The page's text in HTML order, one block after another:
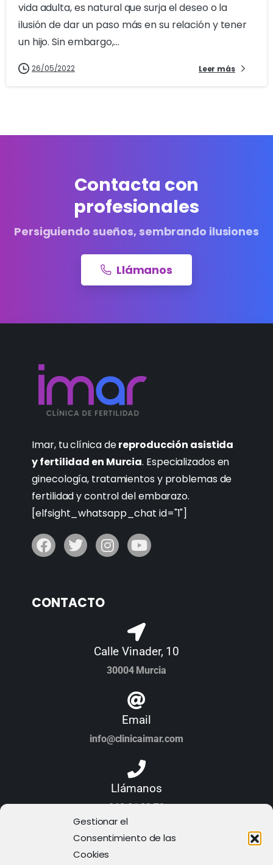
Gestionar el
Consentimiento de las
Cookies
vida adulta, es natural que surja el deseo o la
ilusión de dar un paso más en su relación y tener
un hijo. Sin embargo,...
26/05/2022 Leer más
Contacta con
profesionales
Persiguiendo sueños, sembrando ilusiones
Llámanos
Imar, tu clínica dereproducción asistida
y fertilidad en Murcia. Especializados en
ginecología, tratamientos y problemas de
fertilidad y control del embarazo.
[elfsight_whatsapp_chat id="1"]
CONTACTO
Calle Vinader, 10
30004 Murcia
Email
info@clinicaimar.com
Llámanos
968 21 23 70